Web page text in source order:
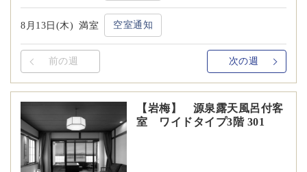
8月13日(木) 満室 空室通知
前の週 次の週
【岩梅】 源泉露天風呂付客
室 ワイドタイプ3階 301